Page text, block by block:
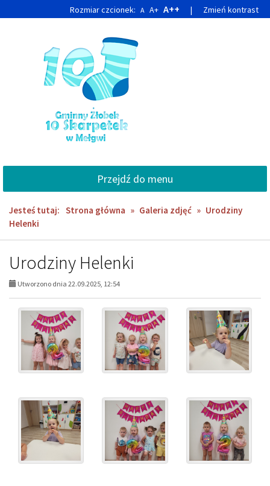
do
do
Rozmiar czcionek: A A+ A++ | Zmień kontrast
Przejdź do menu
Jesteś tutaj: Strona główna » Galeria zdjęć » Urodziny
Helenki
Urodziny Helenki
Utworzono dnia 22.09.2025, 12:54